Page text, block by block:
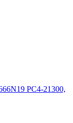
PC4-21300,